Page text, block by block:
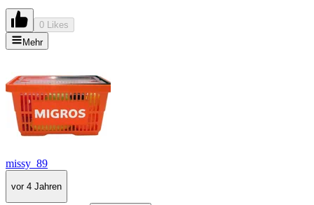
0 Likes
Mehr
missy_89
vor 4 Jahren